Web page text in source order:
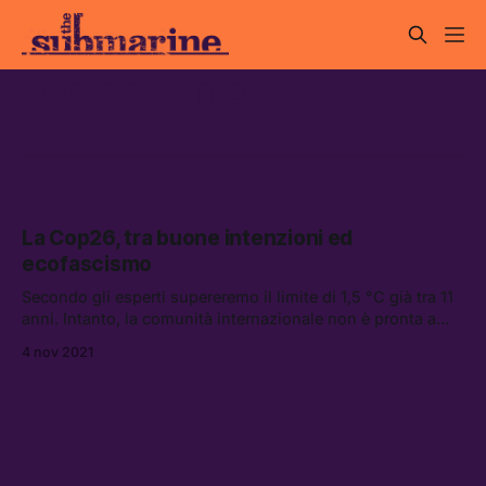
La Cop26, tra buone intenzioni ed
ecofascismo
Secondo gli esperti supereremo il limite di 1,5 °C già tra 11
anni. Intanto, la comunità internazionale non è pronta a
4 nov 2021